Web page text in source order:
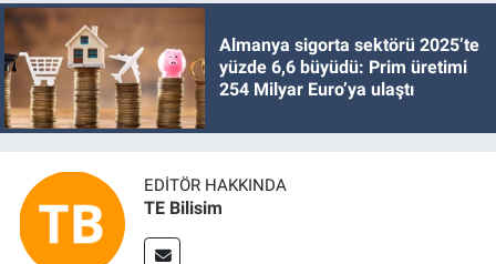
Almanya sigorta sektörü 2025’te
yüzde 6,6 büyüdü: Prim üretimi
254 Milyar Euro’ya ulaştı
EDITÖR HAKKINDA
TE Bilisim